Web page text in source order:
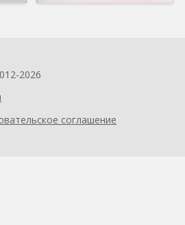
2026
соглашение